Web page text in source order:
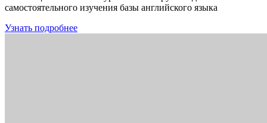
самостоятельного изучения базы английского языка
Узнать подробнее